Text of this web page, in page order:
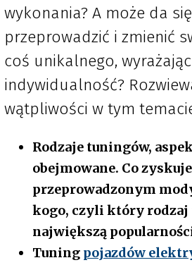
wykonania? A może da
przeprowadzić i zmienić
coś unikalnego,
indywidualność?
wątpliwości w tym
Rodzaje tuningów,
obejmowane. Co
przeprowadzonym
kogo, czyli który rodzaj
największą
Tuning pojazdów